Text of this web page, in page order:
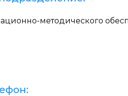
методического